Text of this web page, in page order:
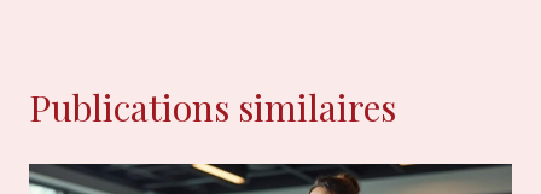
Publications similaires